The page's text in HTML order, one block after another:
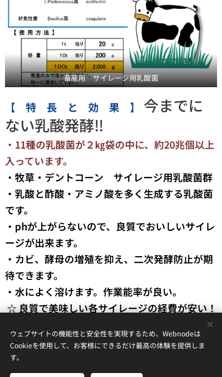
畜産用 サイレージ用乳酸菌
【 特 長 と 効 果 】
今までに
ない乳酸発酵‼
・11種の乳酸菌が２㎏袋の中に、約20兆個以上
入っています。
・牧草・デントコーン サイレージ用乳酸菌群
・乳酸と酢酸・アミノ酸を多く生成する乳酸菌
です。
・phが上がらないので、良質でおいしいサイレ
ージが出来ます。
・カビ、酵母の増殖を抑え、二次発酵防止が期
待できます。
・水によく溶けます。作業能率が良い。
☆ 良質で美味しい各サイレージの経費が安い！
㈱ツボイ 岡山県岡山市北区撫川215 TEL 086-293-0062
ウェブサイトの機能性と安全性を実現するため、Webnodeは
Cookieを使用して、お客様にできるだけ最高の体験を提供しま
す。